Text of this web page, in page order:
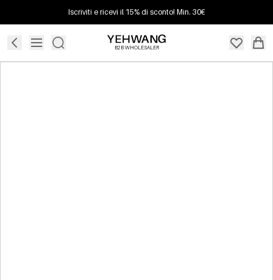
Iscriviti e ricevi il 15% di sconto! Min. 30€
B2B WHOLESALER